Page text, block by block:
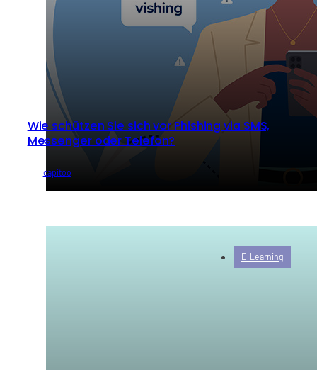
Wie schützen Sie sich vor Phishing via SMS,
Messenger oder Telefon?
capitoo
E-Learning